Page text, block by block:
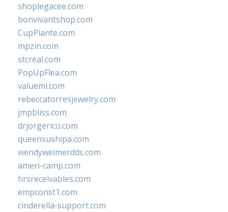
shoplegacee.com
bonvivantshop.com
CupPlante.com
mpzin.com
stcreal.com
PopUpFlea.com
valueml.com
rebeccatorresjewelry.com
jmpbliss.com
drjorgerico.com
queensushipa.com
wendyweimerdds.com
ameri-camp.com
hrsreceivables.com
empconst1.com
cinderella-support.com